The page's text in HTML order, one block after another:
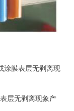
涂膜表层无剥离现
层无剥离现象产